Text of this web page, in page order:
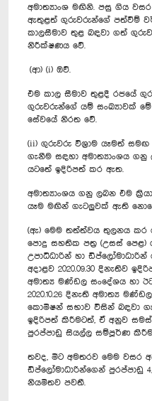
අමාත්‍යාංශ මඟිනි. පසු ගිය
ඇතුළත් ගුරුවරුන්ගේ පත්වීම් වර්ෂ
කාලසීමාව තුළ බඳවා ගත්
නිරීක්ෂණය වේ.
(ආ) (i) ඔව්.
එම කාල සීමාව තුළදී රජයේ
ගුරුවරුන්ගේ යම් සංඛ්‍යාවක්
සේවයේ නිරත වේ.
(ii) ගුරුවරු විශ්‍රාම යෑමත්
ගැනීම සඳහා අමාත්‍යාංශය ගනු
යටතේ ඉදිරිපත් කර ඇත.
අමාත්‍යාංශය ගනු ලබන එම
යෑම මඟින් ගැටලුවක් ඇති
(ඇ) මෙම තත්ත්වය තුලනය කර
පොදු සහතික පත්‍ර (උසස්
උපාධිධාරින් හා
අදාළව 2020.09.30 දිනැතිව
අමාත්‍ය මණ්ඩල සංදේශය හා ඊට
2020.10.26 දිනැති අමාත්‍ය
කොමිෂන් සභාව විසින් බඳවා
ඉදිරිපත් කිරීමටත්, ඒ අනුව
පුරප්පාඩු සියල්ල සම්පූර්ණ
තවද, මීට අමතරව මෙම වසර
ඩිප්ලෝමාධාරින්ගෙන් පුරප්පාඩු
නියමිතව පවතී.